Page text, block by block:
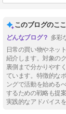
このブログのこ
多彩
日常の買い物やネッ
紹介します。対象の
裏側まで分かりやす
ています。特徴的な
ングで活動を始める
するための戦略も提
実践的なアドバイス